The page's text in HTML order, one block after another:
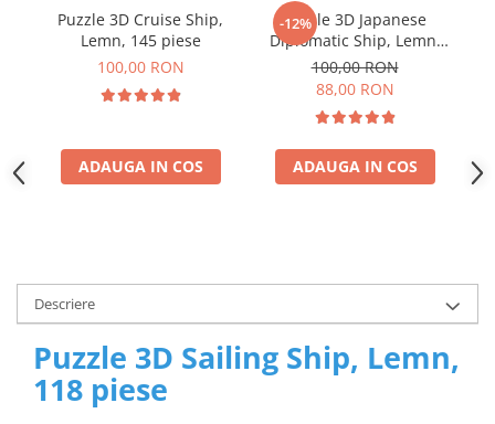
Puzzle 3D Cruise Ship,
Lemn, 145 piese
100,00 RON
ADAUGA IN COS
-12%
Puzzle 3D Japanese
Diplomatic Ship, Lemn,
91 piese
100,00 RON
88,00 RON
ADAUGA IN COS
Descriere
Puzzle 3D Sailing Ship, Lemn,
118 piese